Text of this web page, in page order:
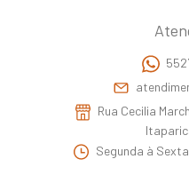
Rua Cecilia
Segunda à